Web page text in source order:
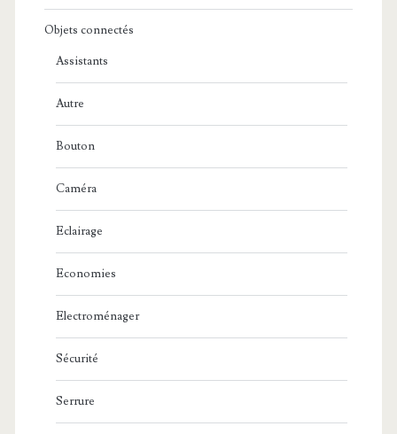
Objets connectés
Assistants
Autre
Bouton
Caméra
Eclairage
Economies
Electroménager
Sécurité
Serrure